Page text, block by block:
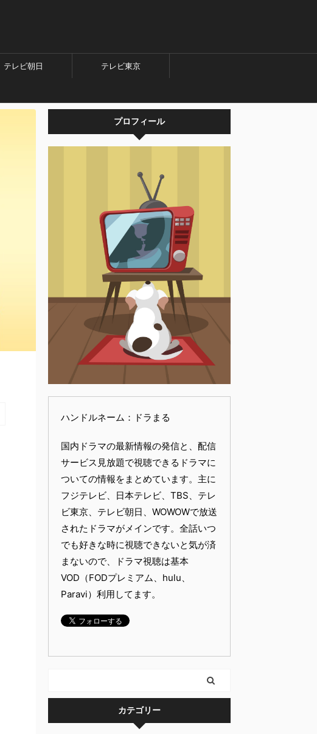
テレビ朝日 テレビ東京
プロフィール
ハンドルネーム：ドラまる
国内ドラマの最新情報の発信と、配信
サービス見放題で視聴できるドラマに
ついての情報をまとめています。主に
フジテレビ、日本テレビ、TBS、テレ
ビ東京、テレビ朝日、WOWOWで放送
されたドラマがメインです。全話いつ
でも好きな時に視聴できないと気が済
まないので、ドラマ視聴は基本
VOD（FODプレミアム、hulu、
Paravi）利用してます。
カテゴリー